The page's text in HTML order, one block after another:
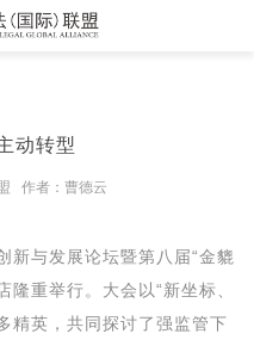
动转型
作者：曹德云
新与发展论坛暨第八届“金貔
重举行。大会以“新坐标、
精英，共同探讨了强监管下